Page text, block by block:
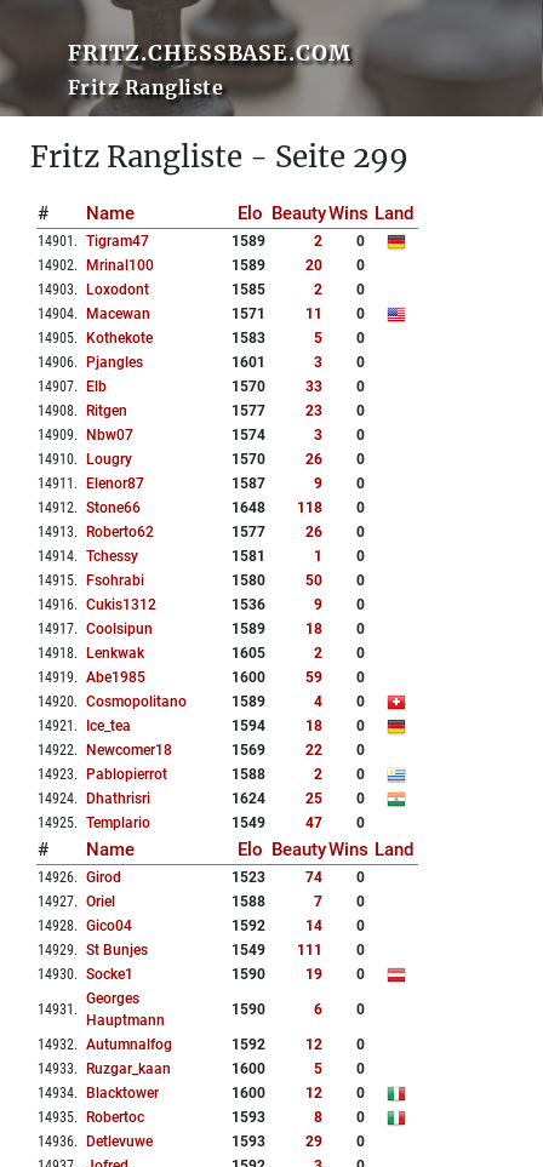
FRITZ.CHESSBASE.COM
Fritz Rangliste
Fritz Rangliste - Seite 299
# Name Elo BeautyWins Land
14901 . Tigram47 1589 2
0
14902. Mrinal100 1589 20
0
14903. Loxodont 1585 2
0
14904. Macewan 1571 11
0
14905. Kothekote 1583 5
0
14906. Pjangles 1601 3
0
14907. Elb 1570 33
0
14908. Ritgen 1577 23
0
14909. Nbw07 1574 3
0
14910. Lougry 1570 26
0
14911 . Elenor87 1587 9
0
14912. Stone66 1648 118
0
14913. Roberto62 1577 26
0
14914. Tchessy 1581 1
0
14915. Fsohrabi 1580 50
0
14916. Cukis1312 1536 9
0
14917. Coolsipun 1589 18
0
14918. Lenkwak 1605 2
0
14919. Abe1985 1600 59
0
14920. Cosmopolitano 1589 4
0
14921 . Ice_tea 1594 18
0
14922. Newcomer18 1569 22
0
14923. Pablopierrot 1588 2
0
14924. Dhathrisri 1624 25
0
14925. Templario 1549 47 0
# Name Elo BeautyWins Land
14926. Girod 1523 74
0
14927. Oriel 1588 7
0
14928. Gico04 1592 14
0
14929. St Bunjes 1549 111
0
14930. Socke1 1590 19 0
14931 .
Georges
Hauptmann
1590 6 0
14932. Autumnalfog 1592 12
0
14933. Ruzgar_kaan 1600 5
0
14934. Blacktower 1600 12
0
14935. Robertoc 1593 8
0
14936. Detlevuwe 1593 29
0